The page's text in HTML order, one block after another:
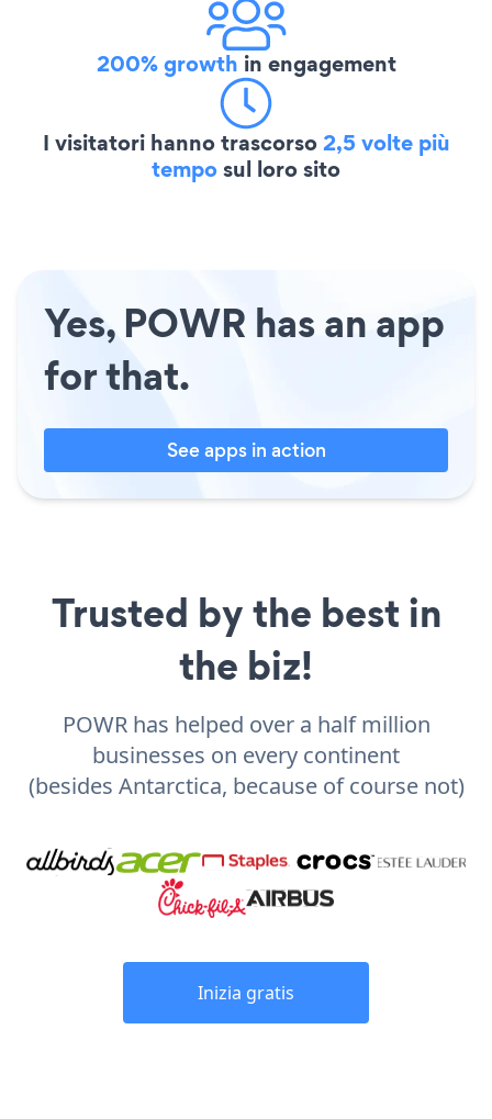
200% growth in engagement
I visitatori hanno trascorso2,5 volte più
temposul loro sito
Yes, POWR has an app
for that.
See apps in action
Trusted by the best in
the biz!
POWR has helped over a half million
businesses on every continent
(besides Antarctica, because of course not)
Inizia gratis